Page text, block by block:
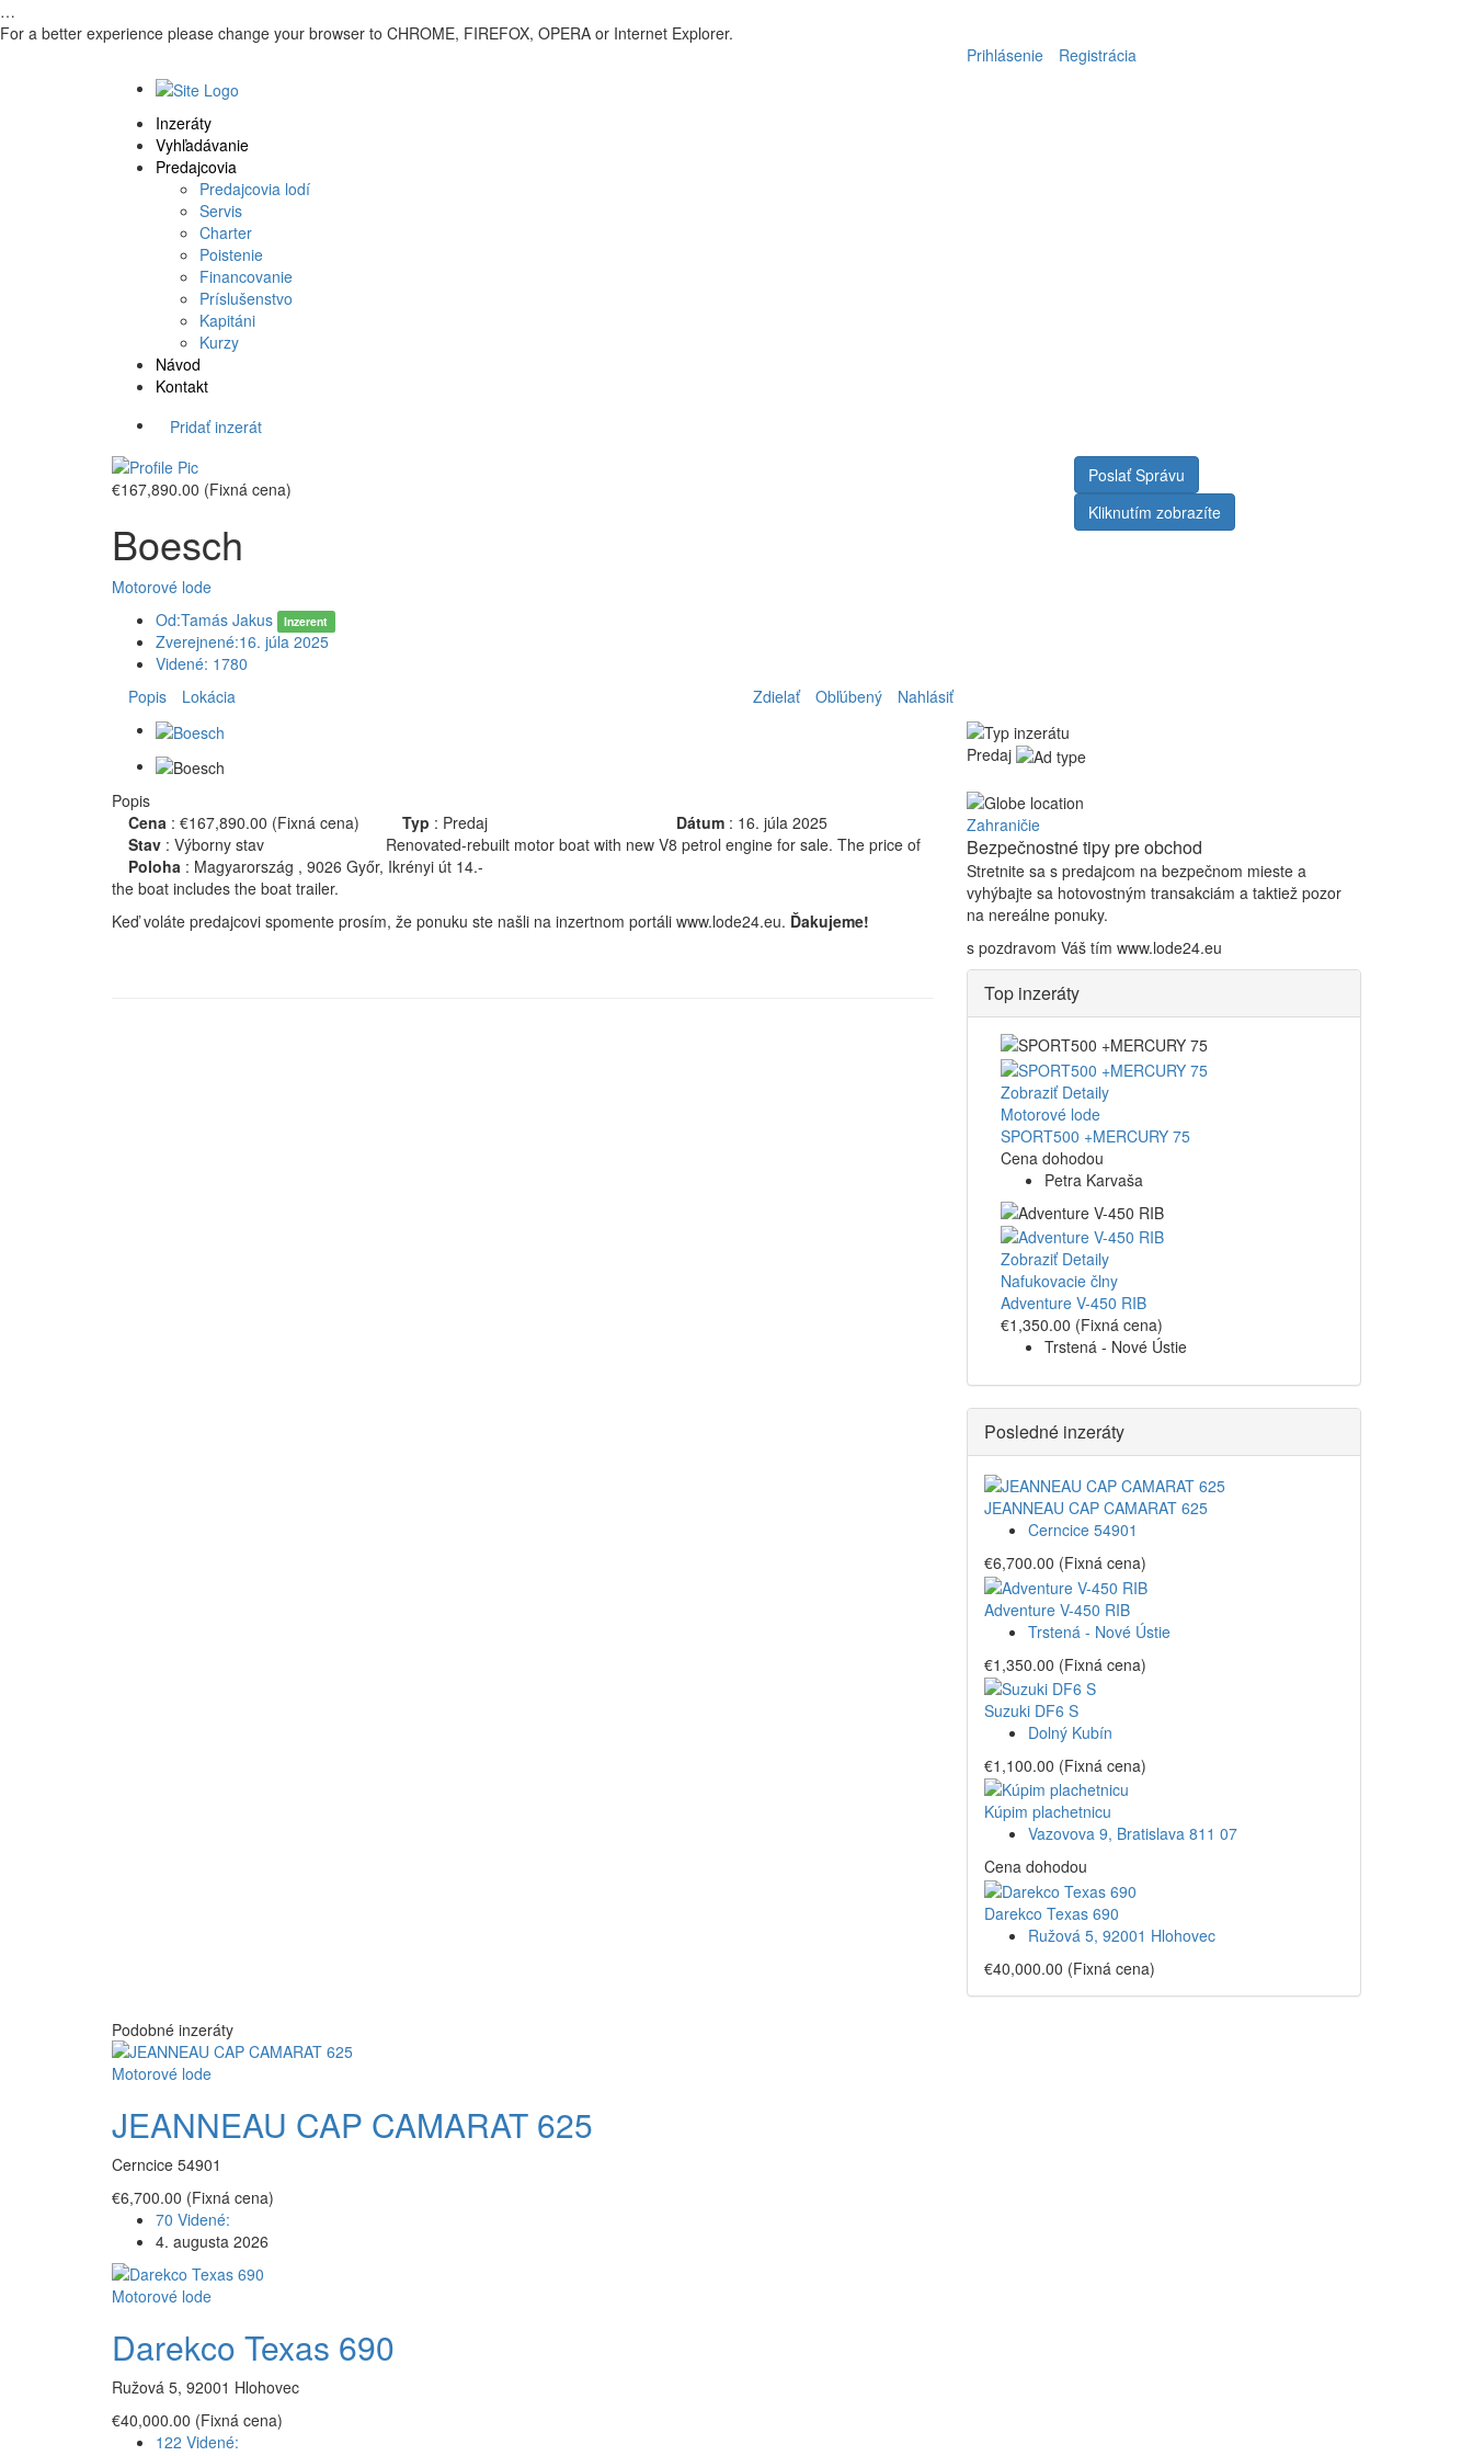
…
For a better experience please change your browser to CHROME, FIREFOX, OPERA or Internet Explorer.
Prihlásenie
Registrácia
Inzeráty
Vyhľadávanie
Predajcovia
Predajcovia lodí
Servis
Charter
Poistenie
Financovanie
Príslušenstvo
Kapitáni
Kurzy
Návod
Kontakt
Pridať inzerát
€167,890.00 (Fixná cena)
Boesch
Motorové lode
Od:Tamás Jakus Inzerent
Zverejnené:16. júla 2025
Videné: 1780
Poslať Správu
Kliknutím zobrazíte
Popis Lokácia Zdielať Obľúbený Nahlásiť
Popis
Cena : €167,890.00 (Fixná cena) Typ : Predaj Dátum : 16. júla 2025
Stav : Výborny stav
Poloha : Magyarország , 9026 Győr, Ikrényi út 14.-
Renovated-rebuilt motor boat with new V8 petrol engine for sale. The price of
the boat includes the boat trailer.
Keď voláte predajcovi spomente prosím, že ponuku ste našli na inzertnom portáli www.lode24.eu. Ďakujeme!
Predaj
Zahraničie
Bezpečnostné tipy pre obchod
Stretnite sa s predajcom na bezpečnom mieste a
vyhýbajte sa hotovostným transakciám a taktiež pozor
na nereálne ponuky.
s pozdravom Váš tím www.lode24.eu
Top inzeráty
Zobraziť Detaily
Motorové lode
SPORT500 +MERCURY 75
Cena dohodou
Petra Karvaša
Zobraziť Detaily
Nafukovacie člny
Adventure V-450 RIB
€1,350.00 (Fixná cena)
Trstená - Nové Ústie
Posledné inzeráty
JEANNEAU CAP CAMARAT 625
Cerncice 54901
€6,700.00 (Fixná cena)
Adventure V-450 RIB
Trstená - Nové Ústie
€1,350.00 (Fixná cena)
Suzuki DF6 S
Dolný Kubín
€1,100.00 (Fixná cena)
Kúpim plachetnicu
Vazovova 9, Bratislava 811 07
Cena dohodou
Darekco Texas 690
Ružová 5, 92001 Hlohovec
€40,000.00 (Fixná cena)
Podobné inzeráty
Motorové lode
JEANNEAU CAP CAMARAT 625
Cerncice 54901
€6,700.00 (Fixná cena)
70 Videné:
4. augusta 2026
Motorové lode
Darekco Texas 690
Ružová 5, 92001 Hlohovec
€40,000.00 (Fixná cena)
122 Videné: